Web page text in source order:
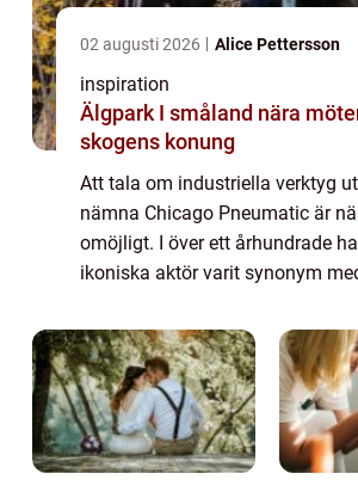
02 augusti 2026 Alice Pettersson
inspiration
Älgpark I småland nära möten med
skogens konung
Att tala om industriella verktyg
nämna Chicago Pneumatic är
omöjligt. I över ett århundrade
ikoniska aktör varit synonym
Gru...